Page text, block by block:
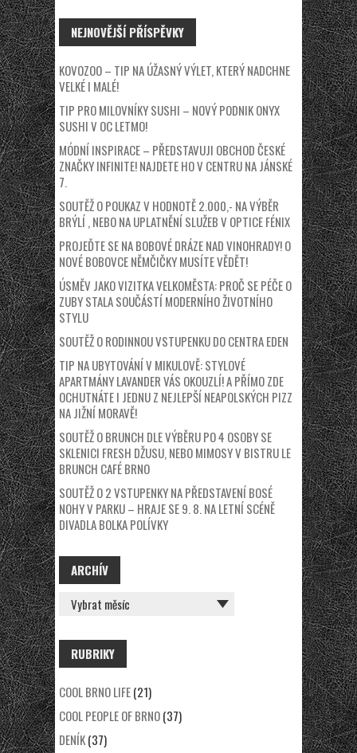
NEJNOVĚJŠÍ PŘÍSPĚVKY
KOVOZOO – TIP NA ÚŽASNÝ VÝLET, KTERÝ NADCHNE
VELKÉ I MALÉ!
TIP PRO MILOVNÍKY SUSHI – NOVÝ PODNIK ONYX
SUSHI V OC LETMO!
MÓDNÍ INSPIRACE – PŘEDSTAVUJI OBCHOD ČESKÉ
ZNAČKY INFINITE! NAJDETE HO V CENTRU NA JÁNSKÉ
7.
SOUTĚŽ O POUKAZ V HODNOTĚ 2.000,- NA VÝBĚR
BRÝLÍ , NEBO NA UPLATNĚNÍ SLUŽEB V OPTICE FÉNIX
PROJEĎTE SE NA BOBOVÉ DRÁZE NAD VINOHRADY! O
NOVÉ BOBOVCE NĚMČIČKY MUSÍTE VĚDĚT!
ÚSMĚV JAKO VIZITKA VELKOMĚSTA: PROČ SE PÉČE O
ZUBY STALA SOUČÁSTÍ MODERNÍHO ŽIVOTNÍHO
STYLU
SOUTĚŽ O RODINNOU VSTUPENKU DO CENTRA EDEN
TIP NA UBYTOVÁNÍ V MIKULOVĚ: STYLOVÉ
APARTMÁNY LAVANDER VÁS OKOUZLÍ! A PŘÍMO ZDE
OCHUTNÁTE I JEDNU Z NEJLEPŠÍ NEAPOLSKÝCH PIZZ
NA JIŽNÍ MORAVĚ!
SOUTĚŽ O BRUNCH DLE VÝBĚRU PO 4 OSOBY SE
SKLENICI FRESH DŽUSU, NEBO MIMOSY V BISTRU LE
BRUNCH CAFÉ BRNO
SOUTĚŽ O 2 VSTUPENKY NA PŘEDSTAVENÍ BOSÉ
NOHY V PARKU – HRAJE SE 9. 8. NA LETNÍ SCÉNĚ
DIVADLA BOLKA POLÍVKY
ARCHÍV
ARCHÍV
RUBRIKY
COOL BRNO LIFE(21)
COOL PEOPLE OF BRNO(37)
DENÍK(37)